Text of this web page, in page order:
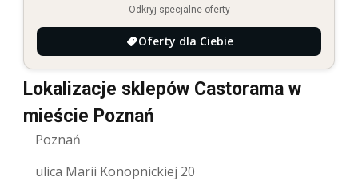
Odkryj specjalne oferty
Oferty dla Ciebie
Lokalizacje sklepów Castorama w
mieście Poznań
Poznań
ulica Marii Konopnickiej 20